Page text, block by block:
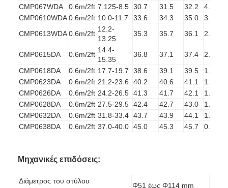
CMP067WDA
0.6m/2ft 7.125-8.5 30.7 31.5 32.2
4.3
CMP0610WDA 0.6m/2ft 10.0-11.7 33.6 34.3 35.0
3.0
CMP0613WDA 0.6m/2ft
12.2-
13.25
35.3 35.7 36.1 2.6
CMP0615DA 0.6m/2ft
14.4-
15.35
36.8 37.1 37.4
2.3
CMP0618DA
0.6m/2ft 17.7-19.7 38.6 39.1 39.5
1.8
CMP0623DA
0.6m/2ft 21.2-23.6 40.2 40.6 41.1
1.5
CMP0626DA
0.6m/2ft 24.2-26.5 41.3 41.7 42.1
1.3
CMP0628DA
0.6m/2ft 27.5-29.5 42.4 42.7 43.0
1.2
CMP0632DA
0.6m/2ft 31.8-33.4 43.7 43.9 44.1
1.0
CMP0638DA
0.6m/2ft 37.0-40.0 45.0 45.3 45.7 0.9
Μηχανικές επιδόσεις:
Διάμετρος του στύλου
Φ51 έως Φ114 mm